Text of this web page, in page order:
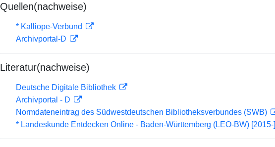
Quellen(nachweise)
* Kalliope-Verbund
Archivportal-D
Literatur(nachweise)
Deutsche Digitale Bibliothek
Archivportal - D
Normdateneintrag des Südwestdeutschen Bibliotheksverbundes (SWB)
* Landeskunde Entdecken Online - Baden-Württemberg (LEO-BW) [2015-]